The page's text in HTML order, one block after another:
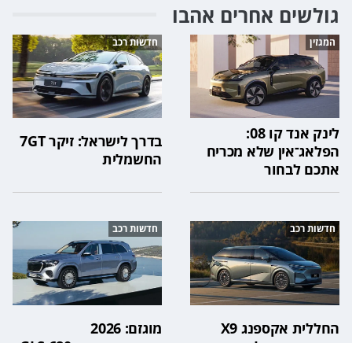
גולשים אחרים אהבו
המגזין
לינק אנד קו 08:
הפלאג־אין שלא מכריח
אתכם לבחור
חדשות רכב
בדרך לישראל: זיקר 7GT
החשמלית
חדשות רכב
החללית אקספנג X9
חדשות רכב
מוגזם: 2026